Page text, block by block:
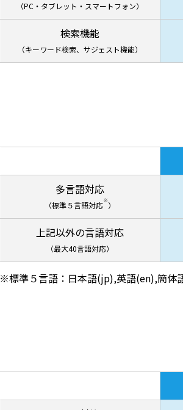
（PC・タブレット・スマートフォン）
検索機能
（キーワード検索、サジェスト機能）
多言語対応
（標準５言語対応※）
上記以外の言語対応
（最大40言語対応）
※標準５言語：日本語(jp),英語(en),簡